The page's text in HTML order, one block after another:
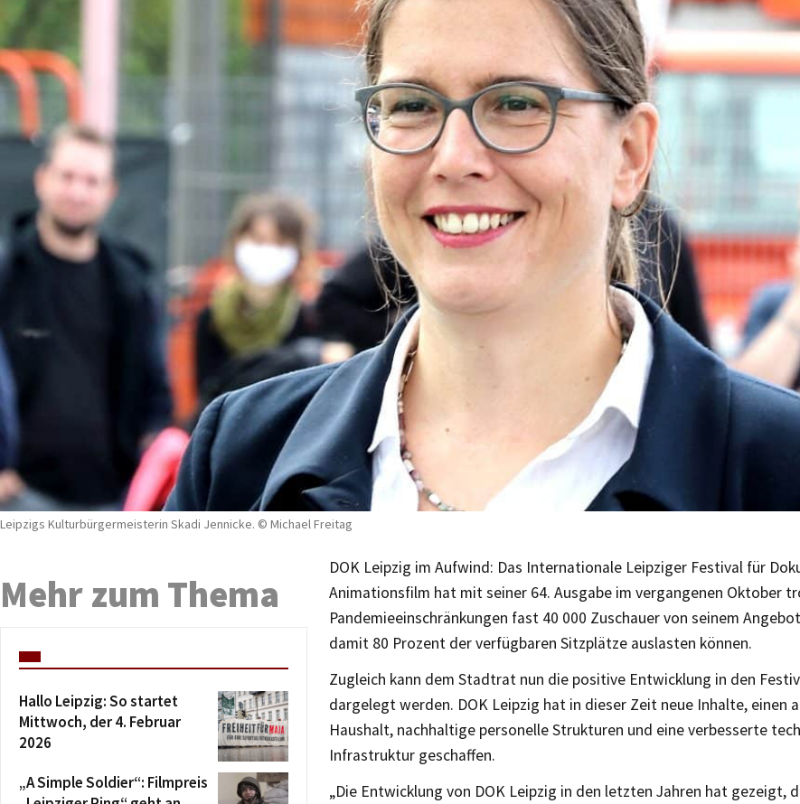
Leipzigs Kulturbürgermeisterin Skadi Jennicke. © Michael Freitag
DOK Leipzig im Aufwind: Das Internationale Leipziger Festival für
Animationsfilm hat mit seiner 64. Ausgabe im vergangenen Oktober
Pandemieeinschränkungen fast 40 000 Zuschauer von seinem
damit 80 Prozent der verfügbaren Sitzplätze auslasten können.
Zugleich kann dem Stadtrat nun die positive Entwicklung in den
dargelegt werden. DOK Leipzig hat in dieser Zeit neue Inhalte, einen
Haushalt, nachhaltige personelle Strukturen und eine verbesserte
Infrastruktur geschaffen.
„Die Entwicklung von DOK Leipzig in den letzten Jahren hat gezeigt,
Mehr zum Thema
Hallo Leipzig: So startet
Mittwoch, der 4. Februar
2026
„A Simple Soldier“: Filmpreis